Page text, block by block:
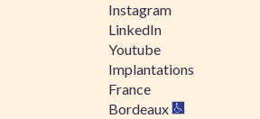
Instagram
LinkedIn
Youtube
Implantations
France
Bordeaux